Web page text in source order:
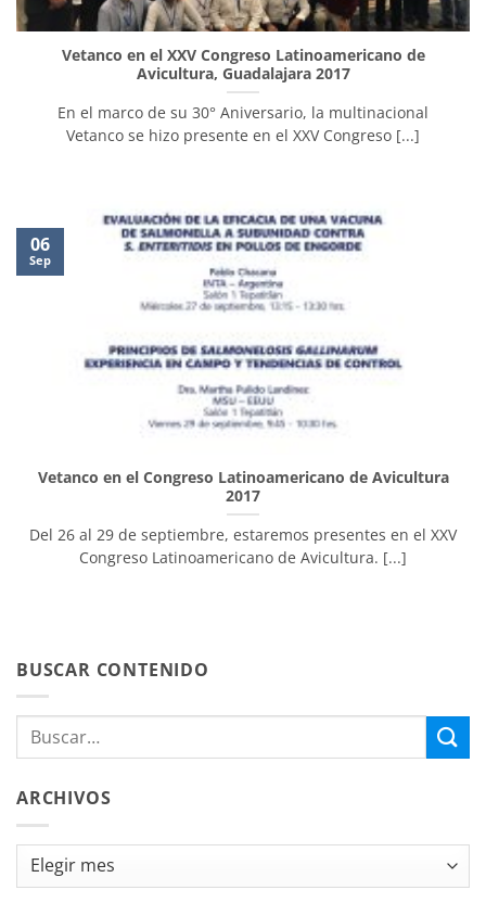
Vetanco en el XXV Congreso Latinoamericano de
Avicultura, Guadalajara 2017
En el marco de su 30° Aniversario, la multinacional
Vetanco se hizo presente en el XXV Congreso [...]
Vetanco en el Congreso Latinoamericano de Avicultura
2017
Del 26 al 29 de septiembre, estaremos presentes en el XXV
Congreso Latinoamericano de Avicultura. [...]
06
Sep
BUSCAR CONTENIDO
ARCHIVOS
Archivos